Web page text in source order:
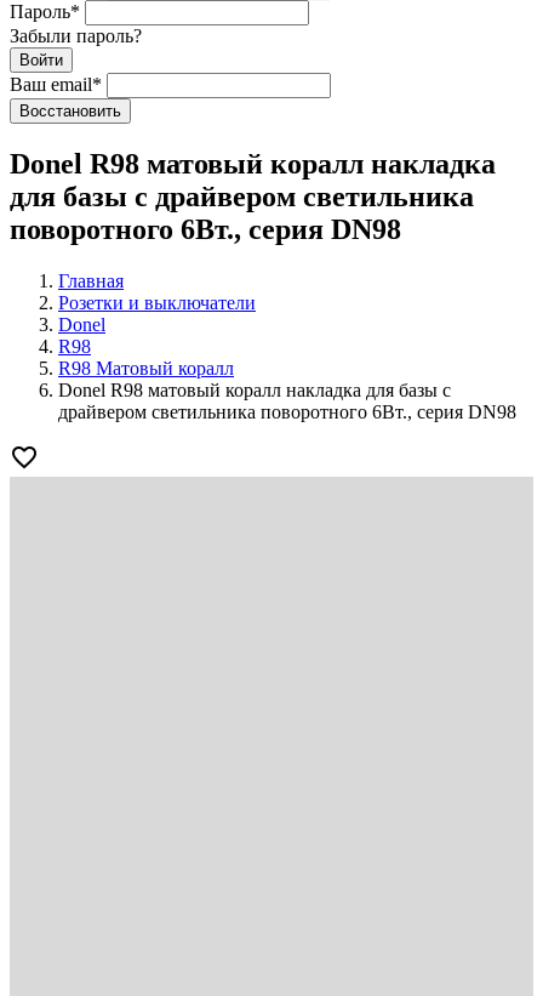
Пароль*
Забыли пароль?
Войти
Ваш email*
Воcстановить
Donel R98 матовый коралл накладка
для базы с драйвером светильника
поворотного 6Вт., серия DN98
Главная
Розетки и выключатели
Donel
R98
R98 Матовый коралл
Donel R98 матовый коралл накладка для базы с
драйвером светильника поворотного 6Вт., серия DN98
favorite_border